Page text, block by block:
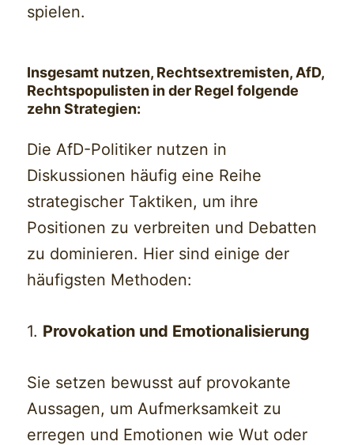
spielen.
Insgesamt nutzen, Rechtsextremisten, AfD,
Rechtspopulisten in der Regel folgende
zehn Strategien:
Die AfD-Politiker nutzen in
Diskussionen häufig eine Reihe
strategischer Taktiken, um ihre
Positionen zu verbreiten und Debatten
zu dominieren. Hier sind einige der
häufigsten Methoden:
1. Provokation und Emotionalisierung
Sie setzen bewusst auf provokante
Aussagen, um Aufmerksamkeit zu
erregen und Emotionen wie Wut oder